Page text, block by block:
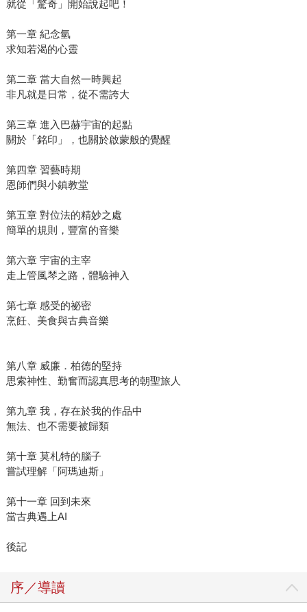
就從「驚奇」開始說起吧！
第一章 紀念氫
求知若渴的心靈
第二章 當大自然一時興起
非凡就是日常，從不需誇大
第三章 進入巴赫宇宙的起點
關於「銘印」，也關於啟蒙般的覺醒
第四章 習藝時期
恩師們與小鎮教堂
第五章 對位法的精妙之處
簡單的規則，豐富的音樂
第六章 宇宙的主宰
走上管風琴之路，體驗神入
第七章 感受的祕密
烹飪、美食與古典音樂
第八章 威廉．柏德的堅持
思索神性、勤奮而認真思考的朝聖旅人
第九章 我，存在於我的作品中
無法、也不需要被歸類
第十章 莫札特的腦子
嘗試理解「阿瑪迪斯」
第十一章 回到未來
當古典遇上AI
後記
序／導讀